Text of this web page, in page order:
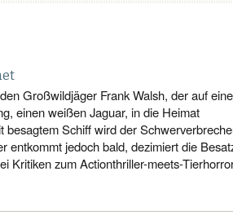
Großwildjäger Frank Walsh, der auf
einen weißen Jaguar, in die Heimat
besagtem Schiff wird der
entkommt jedoch bald, dezimiert die
Kritiken zum Actionthriller-meets-